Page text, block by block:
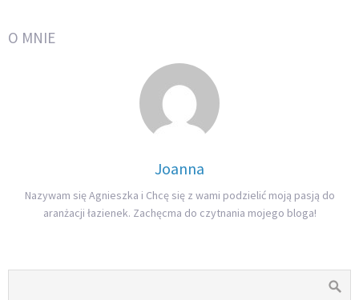
O MNIE
Joanna
Nazywam się Agnieszka i Chcę się z wami podzielić moją pasją do
aranżacji łazienek. Zachęcma do czytnania mojego bloga!